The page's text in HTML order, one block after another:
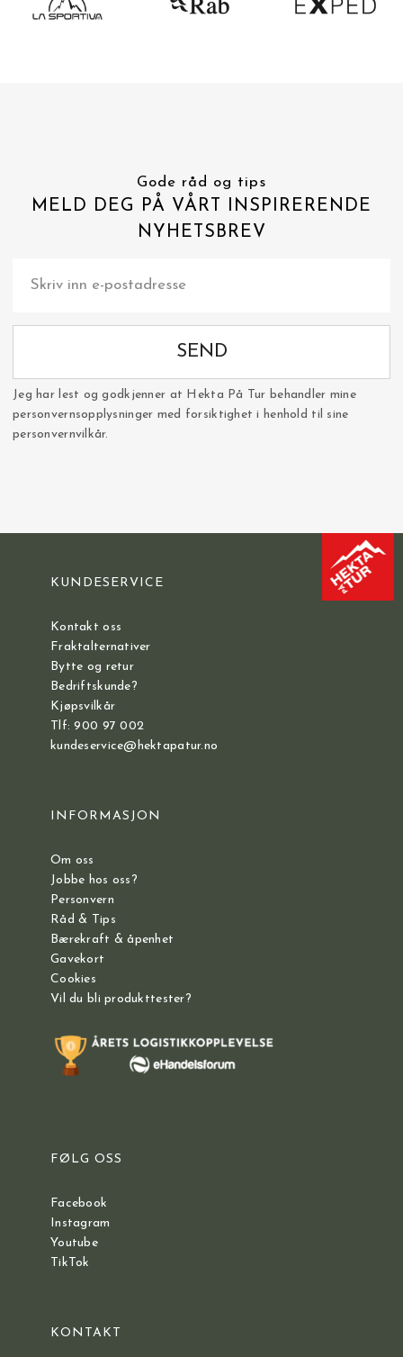
Gode råd og tips
MELD DEG PÅ VÅRT INSPIRERENDE
NYHETSBREV
SEND
Jeg har lest og godkjenner at Hekta På Tur behandler mine
personvernsopplysninger med forsiktighet i henhold til sine
personvernvilkår.
KUNDESERVICE
Kontakt oss
Fraktalternativer
Bytte og retur
Bedriftskunde?
Kjøpsvilkår
Tlf: 900 97 002
kundeservice@hektapatur.no
INFORMASJON
Om oss
Jobbe hos oss?
Personvern
Råd & Tips
Bærekraft & åpenhet
Gavekort
Cookies
Vil du bli produkttester?
FØLG OSS
Facebook
Instagram
Youtube
TikTok
KONTAKT